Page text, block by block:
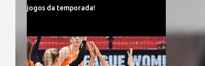
jogos da temporada!